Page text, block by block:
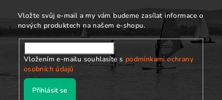
u
Vložte svůj e-mail a my vám budeme zasílat informace o
nových produktech na našem e-shopu.
Vložením e-mailu souhlasíte s podmínkami ochrany
osobních údajů
Přihlásit se